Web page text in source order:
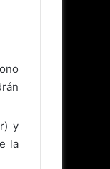
y
la